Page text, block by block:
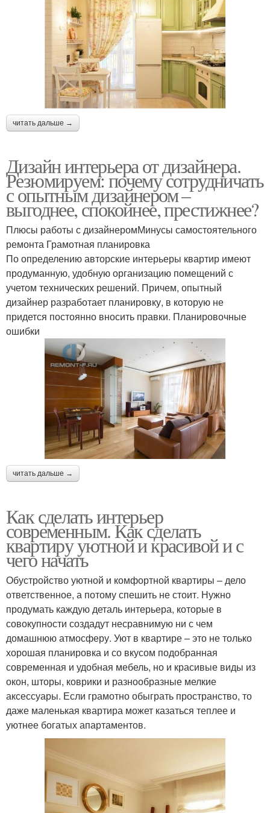
читать дальше →
Дизайн интерьера от дизайнера.
Резюмируем: почему сотрудничать
с опытным дизайнером –
выгоднее, спокойнее, престижнее?
Плюсы работы с дизайнеромМинусы самостоятельного
ремонта Грамотная планировка
По определению авторские интерьеры квартир имеют
продуманную, удобную организацию помещений с
учетом технических решений. Причем, опытный
дизайнер разработает планировку, в которую не
придется постоянно вносить правки. Планировочные
ошибки
читать дальше →
Как сделать интерьер
современным. Как сделать
квартиру уютной и красивой и с
чего начать
Обустройство уютной и комфортной квартиры – дело
ответственное, а потому спешить не стоит. Нужно
продумать каждую деталь интерьера, которые в
совокупности создадут несравнимую ни с чем
домашнюю атмосферу. Уют в квартире – это не только
хорошая планировка и со вкусом подобранная
современная и удобная мебель, но и красивые виды из
окон, шторы, коврики и разнообразные мелкие
аксессуары. Если грамотно обыграть пространство, то
даже маленькая квартира может казаться теплее и
уютнее богатых апартаментов.